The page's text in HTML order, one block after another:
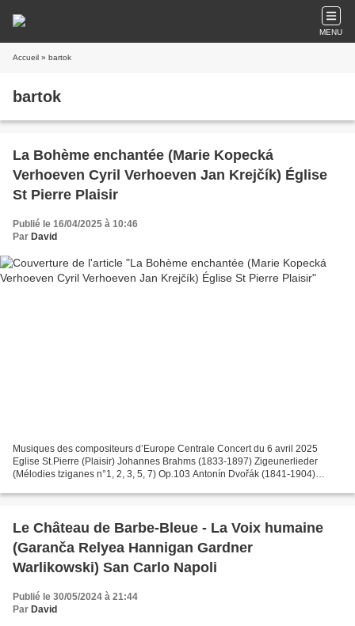
MENU
Accueil » bartok
bartok
La Bohème enchantée (Marie Kopecká
Verhoeven Cyril Verhoeven Jan Krejčík) Église
St Pierre Plaisir
Publié le 16/04/2025 à 10:46
Par David
Musiques des compositeurs d’Europe Centrale Concert du 6 avril 2025
Eglise St.Pierre (Plaisir) Johannes Brahms (1833-1897) Zigeunerlieder
(Mélodies tziganes n°1, 2, 3, 5, 7) Op.103 Antonín Dvořák (1841-1904)
Le Château de Barbe-Bleue - La Voix humaine
(Garanča Relyea Hannigan Gardner
Warlikowski) San Carlo Napoli
Publié le 30/05/2024 à 21:44
Par David